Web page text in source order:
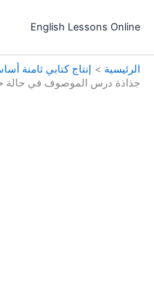
إلىEnglish Lessons Online
الرئيسية
إنتاج كتابي ثامنة
جذاذة درس الموصوف في حالة